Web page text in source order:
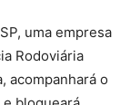
uma empresa
Rodoviária
acompanhará o